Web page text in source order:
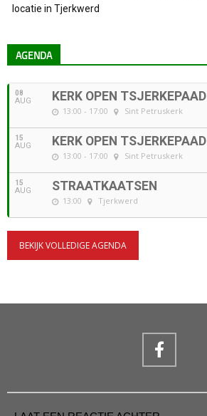
locatie in Tjerkwerd
AGENDA
08
AUG KERK OPEN TSJERKEPAAD
13:00 - 17:00 Sint Petruskerk
15
AUG KERK OPEN TSJERKEPAAD
13:00 - 17:00 Sint Petruskerk
15
AUG STRAATKAATSEN
13:00 Tjerkwerd
BEKIJK VOLLEDIGE AGENDA